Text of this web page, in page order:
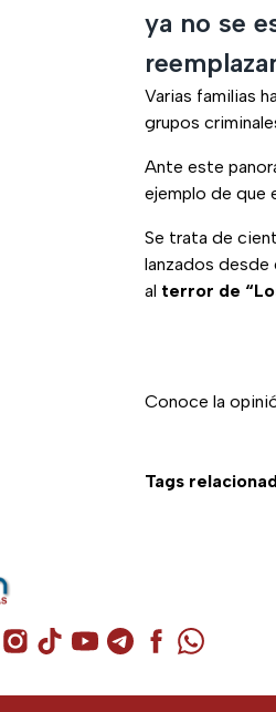
ya no se
Varias familias
grupos
Ante este
ejemplo de que
Se trata de
lanzados desde
al terror de
Conoce la
Tags
Cuenta de X / Twitter (se abre en
Cuenta de Instagram (se abre
Cuenta de TikTok (se abre
Cuenta de YouTube
Cuenta deCuenta de
Cuenta